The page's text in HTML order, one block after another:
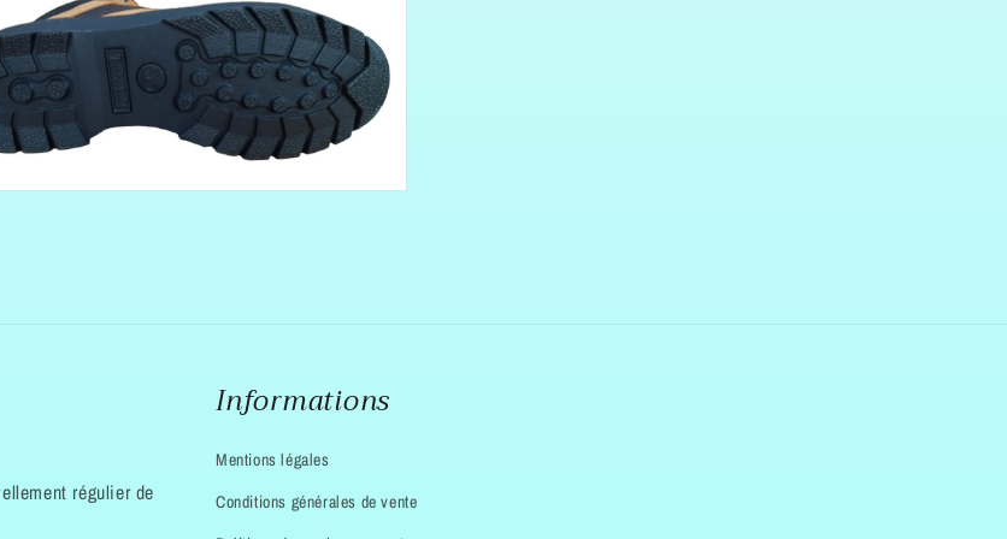
Ouvrir
des
supports
multimédia
vue
régulier de
Informations
Mentions légales
Conditions générales de vente